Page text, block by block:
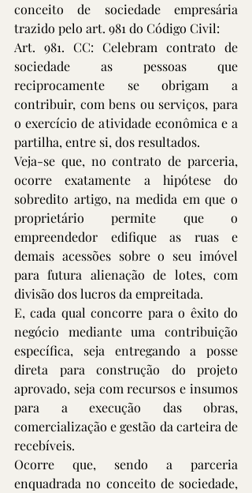
conceito de sociedade empresária
trazido pelo art. 981 do Código Civil:
Art. 981. CC: Celebram contrato de
sociedade as pessoas que
reciprocamente se obrigam a
contribuir, com bens ou serviços, para
o exercício de atividade econômica e a
partilha, entre si, dos resultados.
Veja-se que, no contrato de parceria,
ocorre exatamente a hipótese do
sobredito artigo, na medida em que o
proprietário permite que o
empreendedor edifique as ruas e
demais acessões sobre o seu imóvel
para futura alienação de lotes, com
divisão dos lucros da empreitada.
E, cada qual concorre para o êxito do
negócio mediante uma contribuição
específica, seja entregando a posse
direta para construção do projeto
aprovado, seja com recursos e insumos
para a execução das obras,
comercialização e gestão da carteira de
recebíveis.
Ocorre que, sendo a parceria
enquadrada no conceito de sociedade,